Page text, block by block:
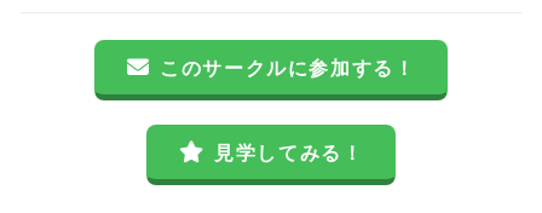
このサークルに参加する！
見学してみる！